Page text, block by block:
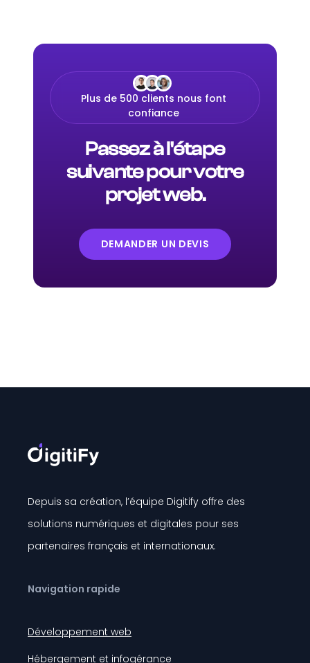
Plus de 500 clients nous font
confiance
Passez à l'étape
suivante pour votre
projet web.
DEMANDER UN DEVIS
Depuis sa création, l’équipe Digitify offre des
solutions numériques et digitales pour ses
partenaires français et internationaux.
Navigation rapide
Développement web
Hébergement et infogérance